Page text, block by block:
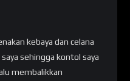
kebaya dan celana
sehingga kontol saya
membalikkan